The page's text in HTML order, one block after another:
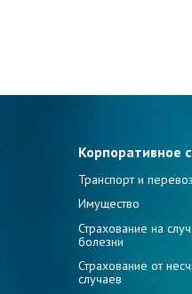
Корпоративное
Транспорт и
Имущество
Страхование на
болезни
Страхование от
случаев